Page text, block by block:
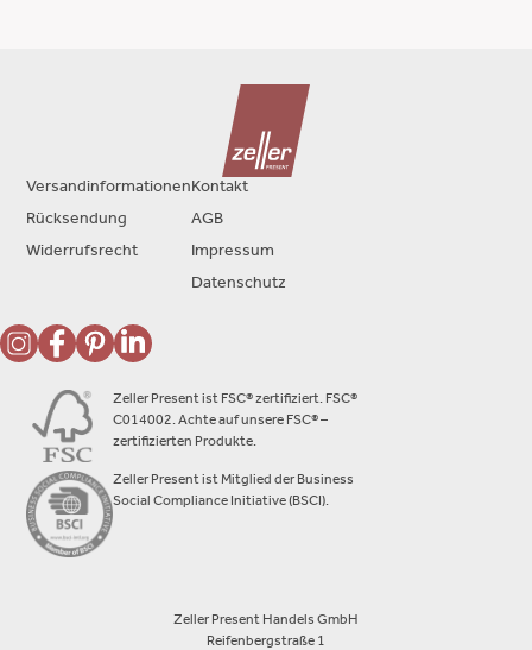
Zeller Present ist FSC® zertifiziert. FSC®
C014002. Achte auf unsere FSC® –
zertifizierten Produkte.
Zeller Present ist Mitglied der Business
Social Compliance Initiative (BSCI).
Zeller Present Handels GmbH
Reifenbergstraße 1
Versandinformationen
Rücksendung
Widerrufsrecht
Kontakt
AGB
Impressum
Datenschutz